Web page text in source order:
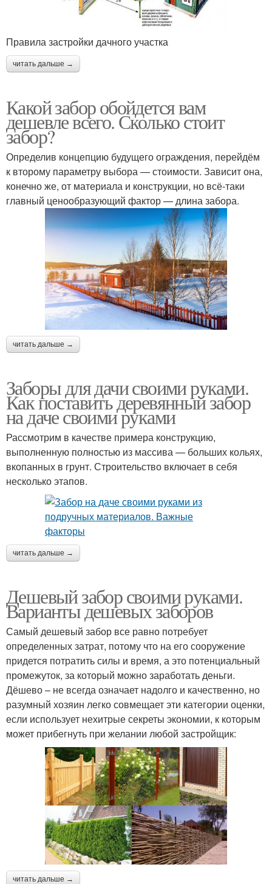
Правила застройки дачного участка
читать дальше →
Какой забор обойдется вам
дешевле всего. Сколько стоит
забор?
Определив концепцию будущего ограждения, перейдём
к второму параметру выбора — стоимости. Зависит она,
конечно же, от материала и конструкции, но всё-таки
главный ценообразующий фактор — длина забора.
читать дальше →
Заборы для дачи своими руками.
Как поставить деревянный забор
на даче своими руками
Рассмотрим в качестве примера конструкцию,
выполненную полностью из массива — больших кольях,
вкопанных в грунт. Строительство включает в себя
несколько этапов.
читать дальше →
Дешевый забор своими руками.
Варианты дешевых заборов
Самый дешевый забор все равно потребует
определенных затрат, потому что на его сооружение
придется потратить силы и время, а это потенциальный
промежуток, за который можно заработать деньги.
Дёшево – не всегда означает надолго и качественно, но
разумный хозяин легко совмещает эти категории оценки,
если использует нехитрые секреты экономии, к которым
может прибегнуть при желании любой застройщик:
читать дальше →